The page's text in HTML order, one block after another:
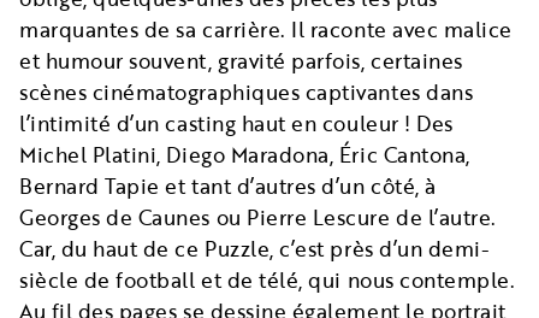
marquantes de sa carrière. Il raconte avec malice
et humour souvent, gravité parfois, certaines
scènes cinématographiques captivantes dans
l’intimité d’un casting haut en couleur ! Des
Michel Platini, Diego Maradona, Éric Cantona,
Bernard Tapie et tant d’autres d’un côté, à
Georges de Caunes ou Pierre Lescure de l’autre.
Car, du haut de ce Puzzle, c’est près d’un demi-
siècle de football et de télé, qui nous contemple.
Au fil des pages se dessine également le portrait